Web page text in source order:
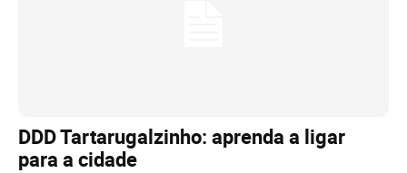
DDD Tartarugalzinho: aprenda a ligar
para a cidade